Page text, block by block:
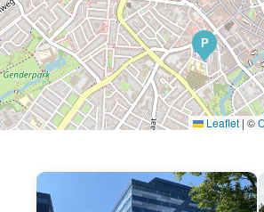
P
Leaflet | ©